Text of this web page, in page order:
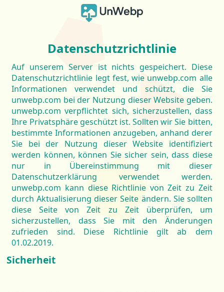
Datenschutzrichtlinie
Auf unserem Server ist nichts gespeichert. Diese
Datenschutzrichtlinie legt fest, wie unwebp.com alle
Informationen verwendet und schützt, die Sie
unwebp.com bei der Nutzung dieser Website geben.
unwebp.com verpflichtet sich, sicherzustellen, dass
Ihre Privatsphäre geschützt ist. Sollten wir Sie bitten,
bestimmte Informationen anzugeben, anhand derer
Sie bei der Nutzung dieser Website identifiziert
werden können, können Sie sicher sein, dass diese
nur in Übereinstimmung mit dieser
Datenschutzerklärung verwendet werden.
unwebp.com kann diese Richtlinie von Zeit zu Zeit
durch Aktualisierung dieser Seite ändern. Sie sollten
diese Seite von Zeit zu Zeit überprüfen, um
sicherzustellen, dass Sie mit den Änderungen
zufrieden sind. Diese Richtlinie gilt ab dem
01.02.2019.
Sicherheit